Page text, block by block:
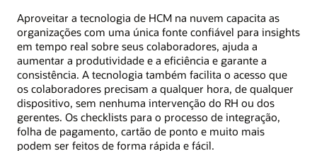
Aproveitar a tecnologia de HCM na nuvem capacita as
organizações com uma única fonte confiável para insights
em tempo real sobre seus colaboradores, ajuda a
aumentar a produtividade e a eficiência e garante a
consistência. A tecnologia também facilita o acesso que
os colaboradores precisam a qualquer hora, de qualquer
dispositivo, sem nenhuma intervenção do RH ou dos
gerentes. Os checklists para o processo de integração,
folha de pagamento, cartão de ponto e muito mais
podem ser feitos de forma rápida e fácil.